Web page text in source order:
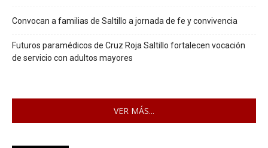
Convocan a familias de Saltillo a jornada de fe y convivencia
Futuros paramédicos de Cruz Roja Saltillo fortalecen vocación
de servicio con adultos mayores
VER MÁS...